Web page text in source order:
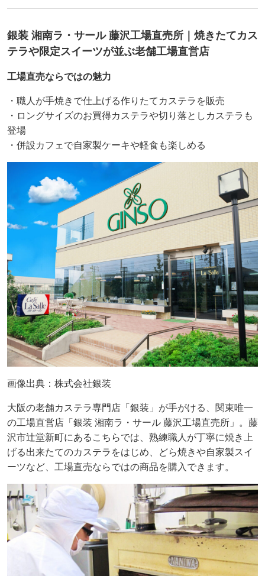
銀装 湘南ラ・サール 藤沢工場直売所｜焼きたてカス
テラや限定スイーツが並ぶ老舗工場直営店
工場直売ならではの魅力
・職人が手焼きで仕上げる作りたてカステラを販売
・ロングサイズのお買得カステラや切り落としカステラも
登場
・併設カフェで自家製ケーキや軽食も楽しめる
画像出典：株式会社銀装
大阪の老舗カステラ専門店「銀装」が手がける、関東唯一
の工場直営店「銀装 湘南ラ・サール 藤沢工場直売所」。藤
沢市辻堂新町にあるこちらでは、熟練職人が丁寧に焼き上
げる出来たてのカステラをはじめ、どら焼きや自家製スイ
ーツなど、工場直売ならではの商品を購入できます。